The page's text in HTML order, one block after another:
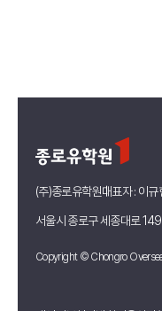
(주)종로유학원대표자 : 이규
서울시 종로구 세종대로
Copyright © Chongro